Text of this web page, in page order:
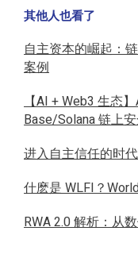
其他人也看了
自主资本的崛起：
案例
【AI + Web3 生态
Base/Solana 链上
进入自主信任的时
什麽是 WLFI？
RWA 2.0 解析：从